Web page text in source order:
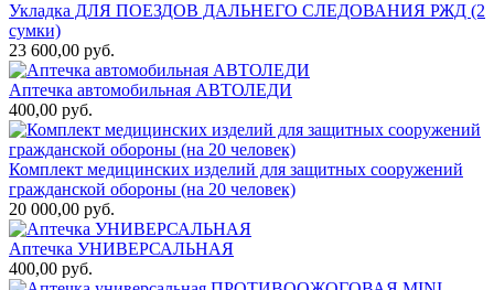
Укладка ДЛЯ ПОЕЗДОВ ДАЛЬНЕГО СЛЕДОВАНИЯ РЖД (2
сумки)
23 600,00 руб.
Аптечка автомобильная АВТОЛЕДИ
400,00 руб.
Комплект медицинских изделий для защитных сооружений
гражданской обороны (на 20 человек)
20 000,00 руб.
Аптечка УНИВЕРСАЛЬНАЯ
400,00 руб.